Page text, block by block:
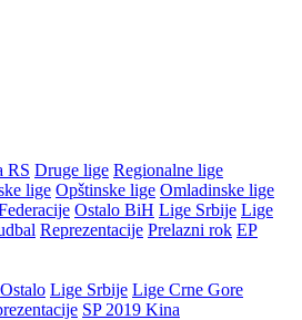
RS Druge lige Regionalne lige
lige Opštinske lige Omladinske lige
Ostalo BiH Lige Srbije Lige
Reprezentacije Prelazni rok EP
Ostalo Lige Srbije Lige Crne Gore
SP 2019 Kina